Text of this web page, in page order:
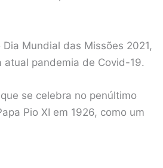
Mundial das Missões 2021,
atual pandemia de Covid-19.
se celebra no penúltimo
Pio XI em 1926, como um